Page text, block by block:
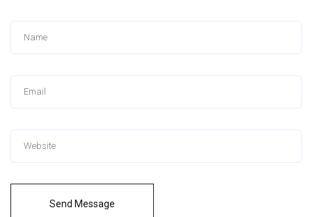
Send Message